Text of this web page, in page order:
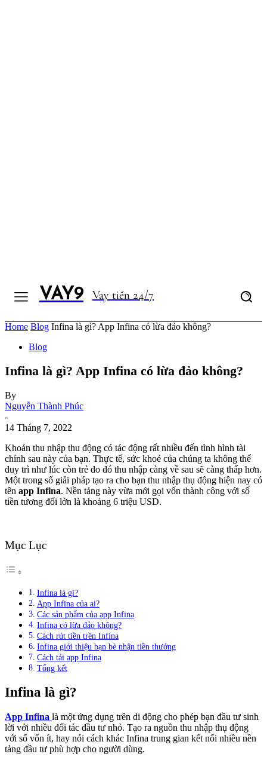
VAY9 Vay tiền 24/7
Home Blog Infina là gì? App Infina có lừa đảo không?
Blog
Infina là gì? App Infina có lừa đảo không?
By
Nguyễn Thành Phúc
-
14 Tháng 7, 2022
Khoản thu nhập thu động có tác động rất nhiều đến tình hình tài
chính sau này của bạn. Thực tế, sức khoẻ của chúng ta không thể
duy trì như lúc còn trẻ do đó thu nhập càng về sau sẽ càng thấp hơn.
Một trong số giải pháp tạo ra cho bạn thu nhập thụ động hiện nay có
tên app Infina. Nền tảng này vừa mới gọi vốn thành công với số
tiền tương đối lớn là khoảng 6 triệu USD.
Mục Lục
Infina là gì?
App Infina của ai?
Các sản phẩm của app Infina
Infina có lừa đảo không?
Cách rút tiền trên Infina
Infina giới thiệu bạn bè nhận tiền thưởng
Cách tải app Infina
Tổng kết
Infina là gì?
App Infina là một ứng dụng trên di động cho phép bạn đầu tư sinh
lời với nhiều đối tác đầu tư nhỏ. Tạo ra nguồn thu nhập thụ động
với số vốn ít, hay nói cách khác Infina trung gian kết nối nhiều nền
tảng đầu tư phù hợp cho người dùng.